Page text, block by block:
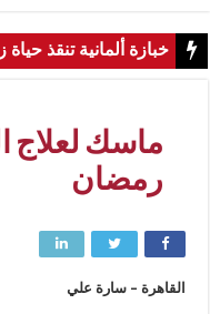
خبازة ألمانية تنقذ
ماسك لعلاج
رمضان
القاهرة – سارة علي